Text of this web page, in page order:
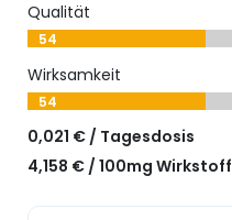
Qualität
54
Wirksamkeit
54
0,021 € / Tagesdosis
4,158 € / 100mg Wirkstoff